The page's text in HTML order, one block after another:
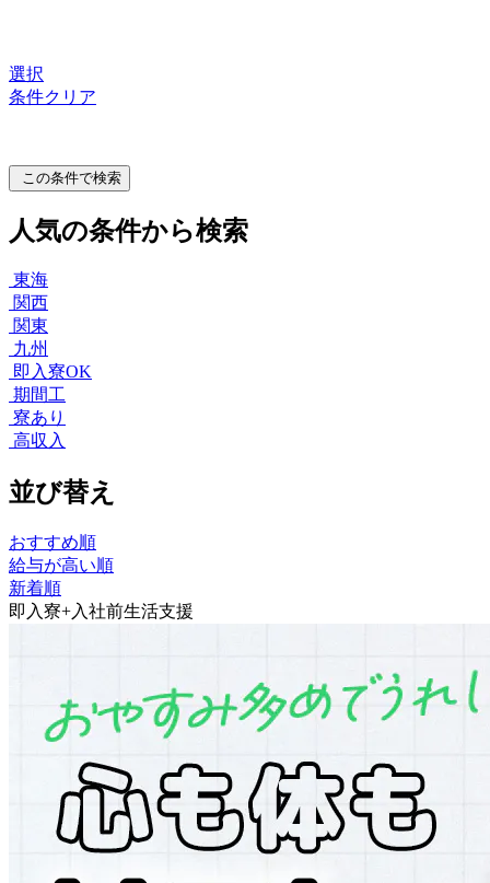
選択
条件クリア
この条件で検索
人気の条件から検索
東海
関西
関東
九州
即入寮OK
期間工
寮あり
高収入
並び替え
おすすめ順
給与が高い順
新着順
即入寮+入社前生活支援